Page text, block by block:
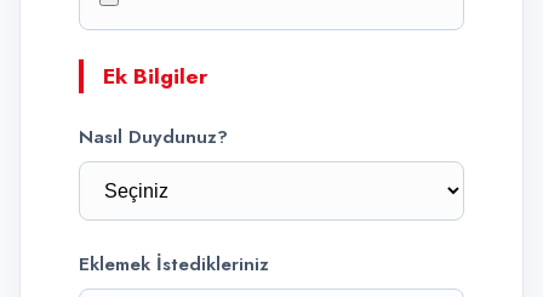
Ek Bilgiler
Nasıl Duydunuz?
Eklemek İstedikleriniz